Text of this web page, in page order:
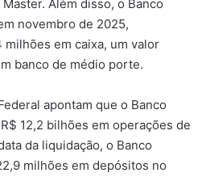
Além disso, o Banco
novembro de 2025,
milhões em caixa, um valor
banco de médio porte.
apontam que o Banco
12,2 bilhões em operações de
da liquidação, o Banco
milhões em depósitos no